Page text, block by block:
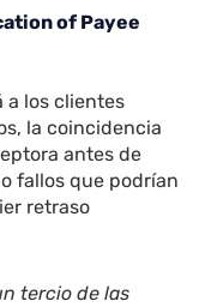
of Payee
a los clientes
la coincidencia
antes de
fallos que podrían
retraso
tercio de las